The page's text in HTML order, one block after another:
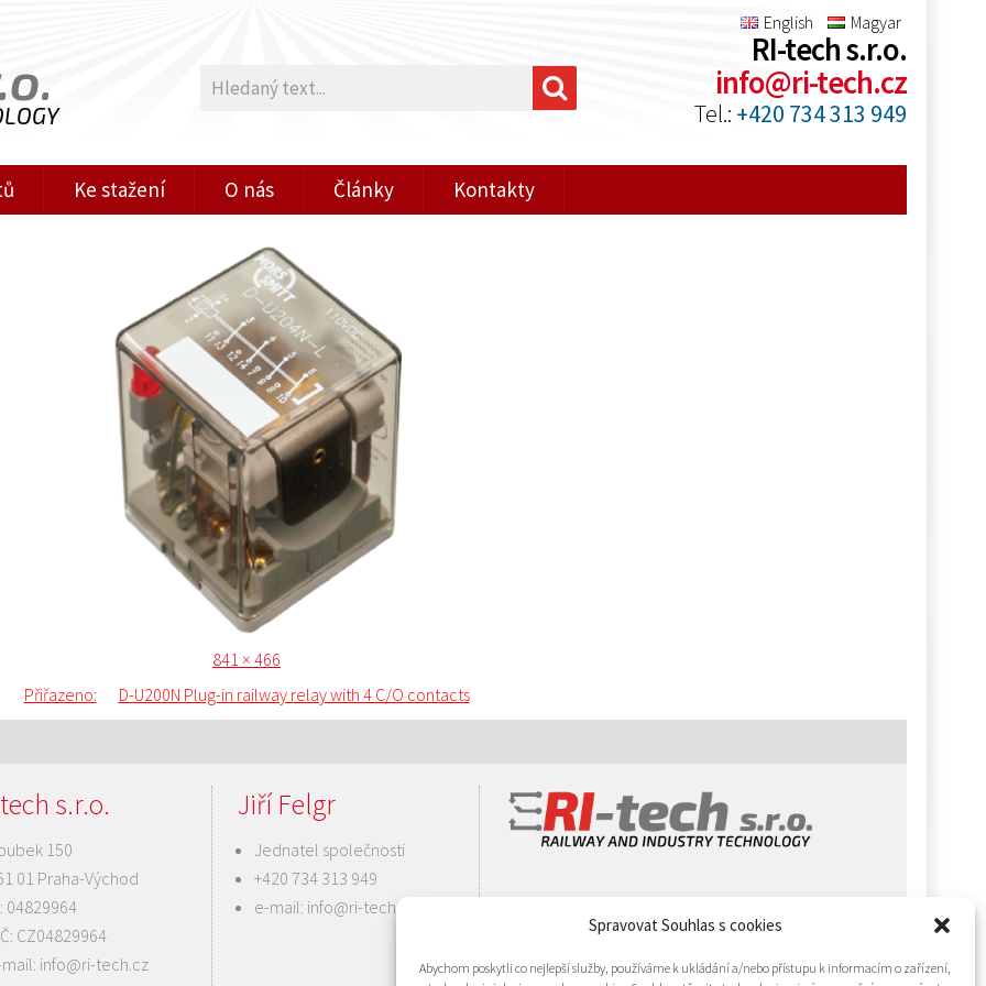
Spravovat Souhlas s cookies
Abychom poskytli co nejlepší služby, používáme k ukládání a/nebo přístupu k informacím o zařízení,
English Magyar
RI-tech s.r.o.
info@ri-tech.cz
Tel.: +420 734 313 949
Ke stažení O nás Články Kontakty
Publikováno:
Původní
841 × 466
Přiřazeno: D-U200N Plug-in railway relay with 4 C/O contacts
s.r.o.
150
01 Praha-Východ
04829964
CZ04829964
info@ri-tech.cz
Jiří Felgr
Jednatel společnosti
+420 734 313 949
e-mail: info@ri-tech.cz